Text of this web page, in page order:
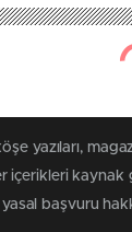
yazıları,
kaynak
yasal başvuru